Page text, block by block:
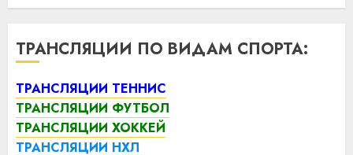
ТРАНСЛЯЦИИ ПО ВИДАМ СПОРТА:
ТРАНСЛЯЦИИ ТЕННИС
ТРАНСЛЯЦИИ ФУТБОЛ
ТРАНСЛЯЦИИ ХОККЕЙ
ТРАНСЛЯЦИИ НХЛ